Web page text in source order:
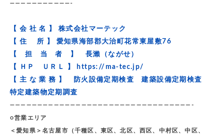
———————————-
【 会 社 名 】 株式会社マーテック
【 住 所 】 愛知県海部郡大治町花常東屋敷76
【 担 当 者 】 長瀨（ながせ）
【 ＨＰ ＵＲＬ 】
https://ma-tec.jp/
【 主 な 業 務 】 防火設備定期検査 建築設備定期検査
特定建築物定期調査
—————————————————————————————————-
○営業エリア
＜愛知県＞名古屋市（千種区、東区、北区、西区、中村区、中区、